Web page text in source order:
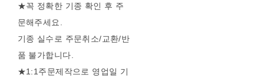
★꼭 정확한 기종 확인 후 주
문해주세요.
기종 실수로 주문취소/교환/반
품 불가합니다.
★1:1주문제작으로 영업일 기